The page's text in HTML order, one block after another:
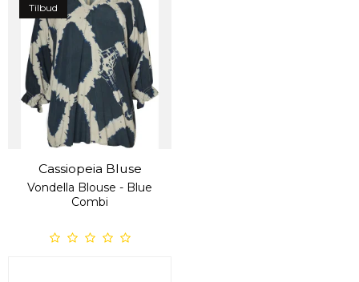
Tilbud
Cassiopeia Bluse
Vondella Blouse - Blue
Combi